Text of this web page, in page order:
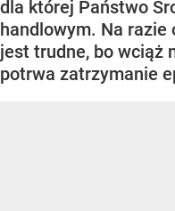
dla której Państwo
handlowym. Na razie
jest trudne, bo wciąż
potrwa zatrzymanie